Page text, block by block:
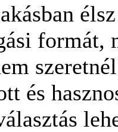
formát,
és